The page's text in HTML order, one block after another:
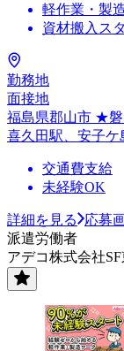
軽作業・製
資材搬入ス
勤務地
面接地
福島県郡山市 ★磐
喜久田駅、安子ケ
交通費支給
未経験OK
詳細を見る
応募
派遣労働者
アデコ株式会社